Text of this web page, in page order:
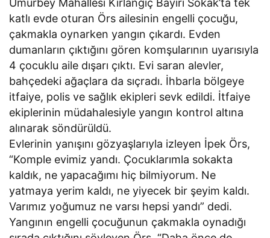
Umurbey Mahallesi Kırlangıç Bayırı Sokak’ta tek
katlı evde oturan Örs ailesinin engelli çocuğu,
çakmakla oynarken yangın çıkardı. Evden
dumanların çıktığını gören komşularının uyarısıyla
4 çocuklu aile dışarı çıktı. Evi saran alevler,
bahçedeki ağaçlara da sıçradı. İhbarla bölgeye
itfaiye, polis ve sağlık ekipleri sevk edildi. İtfaiye
ekiplerinin müdahalesiyle yangın kontrol altına
alınarak söndürüldü.
Evlerinin yanışını gözyaşlarıyla izleyen İpek Örs,
“Komple evimiz yandı. Çocuklarımla sokakta
kaldık, ne yapacağımı hiç bilmiyorum. Ne
yatmaya yerim kaldı, ne yiyecek bir şeyim kaldı.
Varımız yoğumuz ne varsı hepsi yandı” dedi.
Yangının engelli çocuğunun çakmakla oynadığı